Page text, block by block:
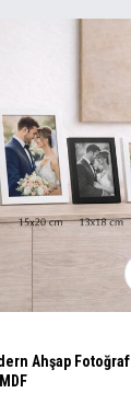
Ahşap Fotoğraf